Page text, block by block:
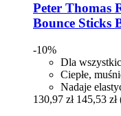
Peter Thomas
Bounce Sticks
-10%
Dla
Ciepłe,
Nadaje
130,97 zł 145,53 zł